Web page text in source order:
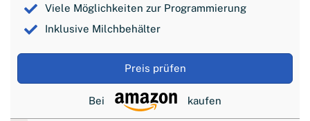
Viele Möglichkeiten zur Programmierung
Inklusive Milchbehälter
Preis prüfen
Bei kaufen